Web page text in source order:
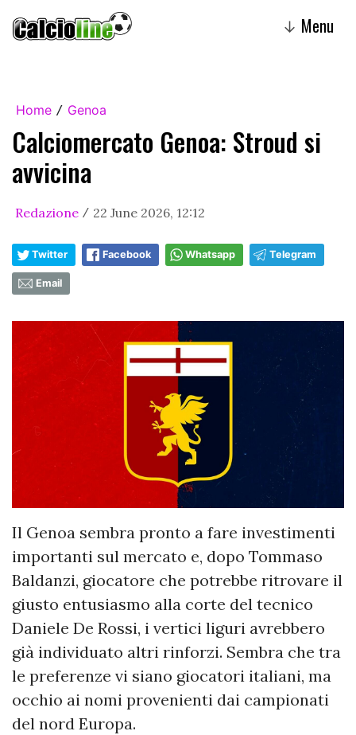
↓ Menu
Home / Genoa
Calciomercato Genoa: Stroud si
avvicina
Redazione / 22 June 2026, 12:12
Twitter Facebook Whatsapp Telegram
Email
Il Genoa sembra pronto a fare investimenti
importanti sul mercato e, dopo Tommaso
Baldanzi, giocatore che potrebbe ritrovare il
giusto entusiasmo alla corte del tecnico
Daniele De Rossi, i vertici liguri avrebbero
già individuato altri rinforzi. Sembra che tra
le preferenze vi siano giocatori italiani, ma
occhio ai nomi provenienti dai campionati
del nord Europa.